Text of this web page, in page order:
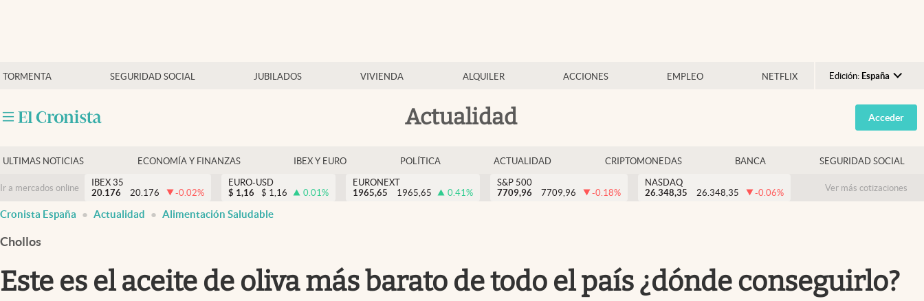
TORMENTA SEGURIDAD SOCIAL JUBILADOS VIVIENDA ALQUILER ACCIONES EMPLEO NETFLIX Edición: España
Argentina
España
USA
Colombia
Actualidad
Economía y finanzas
Criptomonedas
Acceder
ULTIMAS NOTICIAS ECONOMÍA Y FINANZAS IBEX Y EURO POLÍTICA ACTUALIDAD CRIPTOMONEDAS BANCA SEGURIDAD SOCIAL
Ir a mercados online
IBEX 35
20.176
20.176 -0.02%
EURO-USD
$ 1,16 $ 1,16 0.01%
EURONEXT
1965,65
1965,65 0.41%
S&P 500
7709,96
7709,96 -0.18%
NASDAQ
26.348,35
26.348,35 -0.06% Ver más cotizaciones
Cronista España Actualidad Alimentación Saludable
Chollos
Este es el aceite de oliva más barato de todo el país ¿dónde conseguirlo?